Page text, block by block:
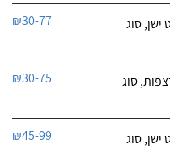
סוג
₪30-77
סוג
₪30-75
סוג
₪45-99